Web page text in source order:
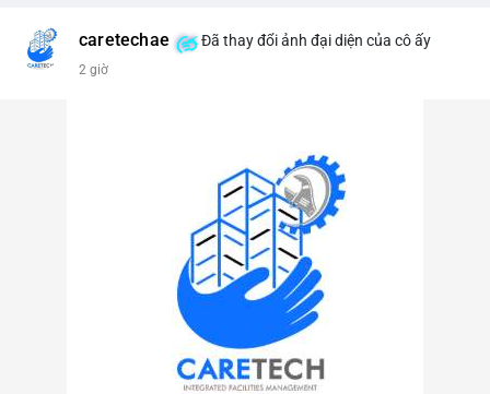
#vlikevn #titanbot
caretechae Đã thay đổi ảnh đại diện của cô ấy
2 giờ